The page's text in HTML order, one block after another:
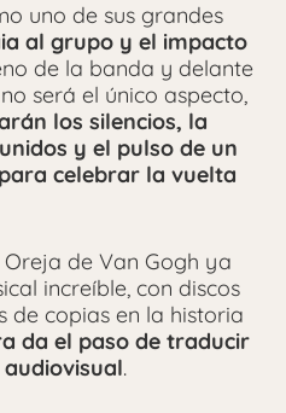
uno de sus grandes
al grupo y el impacto
de la banda y delante
será el único aspecto,
los silencios, la
y el pulso de un
celebrar la vuelta
de Van Gogh ya
increíble, con discos
de copias en la historia
da el paso de traducir
.